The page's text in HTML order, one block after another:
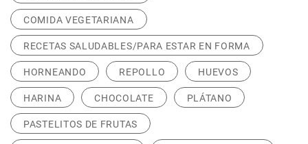
COMIDA VEGETARIANA
RECETAS SALUDABLES/PARA ESTAR EN FORMA
HORNEANDO REPOLLO HUEVOS
HARINA CHOCOLATE PLÁTANO
PASTELITOS DE FRUTAS